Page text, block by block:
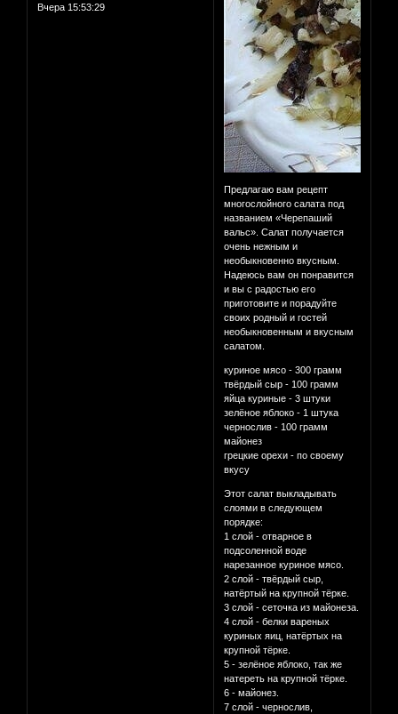
Вчера 15:53:29
Предлагаю вам рецепт
многослойного салата под
названием «Черепаший
вальс». Салат получается
очень нежным и
необыкновенно вкусным.
Надеюсь вам он понравится
и вы с радостью его
приготовите и порадуйте
своих родный и гостей
необыкновенным и вкусным
салатом.
куриное мясо - 300 грамм
твёрдый сыр - 100 грамм
яйца куриные - 3 штуки
зелёное яблоко - 1 штука
чернослив - 100 грамм
майонез
грецкие орехи - по своему
вкусу
Этот салат выкладывать
слоями в следующем
порядке:
1 слой - отварное в
подсоленной воде
нарезанное куриное мясо.
2 слой - твёрдый сыр,
натёртый на крупной тёрке.
3 слой - сеточка из майонеза.
4 слой - белки вареных
куриных яиц, натёртых на
крупной тёрке.
5 - зелёное яблоко, так же
натереть на крупной тёрке.
6 - майонез.
7 слой - чернослив,